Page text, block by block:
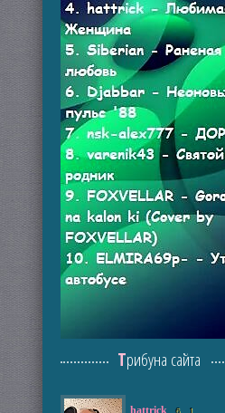
Трибуна сайта
hattrick 6 1